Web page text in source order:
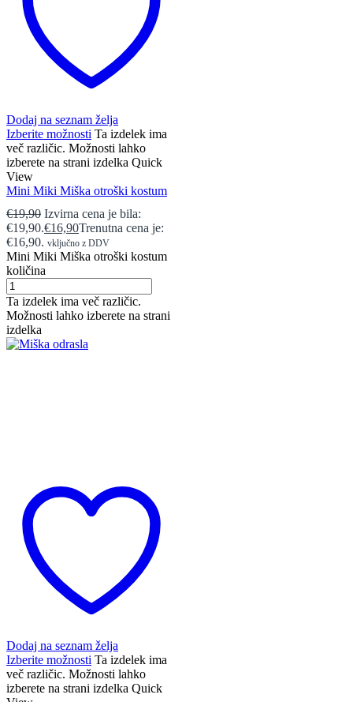
Dodaj na seznam želja
Izberite možnosti Ta izdelek ima
več različic. Možnosti lahko
izberete na strani izdelka Quick
View
Mini Miki Miška otroški kostum
€19,90 Izvirna cena je bila:
€19,90.€16,90Trenutna cena je:
€16,90. vključno z DDV
Mini Miki Miška otroški kostum
količina
Ta izdelek ima več različic.
Možnosti lahko izberete na strani
izdelka
Dodaj na seznam želja
Izberite možnosti Ta izdelek ima
več različic. Možnosti lahko
izberete na strani izdelka Quick